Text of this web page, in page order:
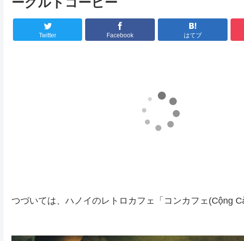
Twitter Facebook はてブ
つづいては、ハノイのレトロカフェ「コンカフェ(Cộng